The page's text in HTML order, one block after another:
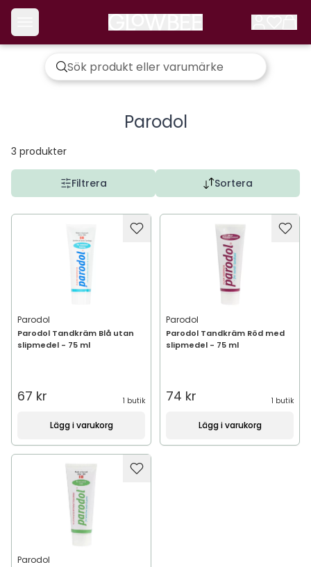
Parodol
3 produkter
Filtrera Sortera
Parodol
Parodol Tandkräm Blå utan
slipmedel - 75 ml
67 kr 1 butik
Lägg i varukorg
Parodol
Parodol Tandkräm Röd med
slipmedel - 75 ml
74 kr 1 butik
Lägg i varukorg
Parodol